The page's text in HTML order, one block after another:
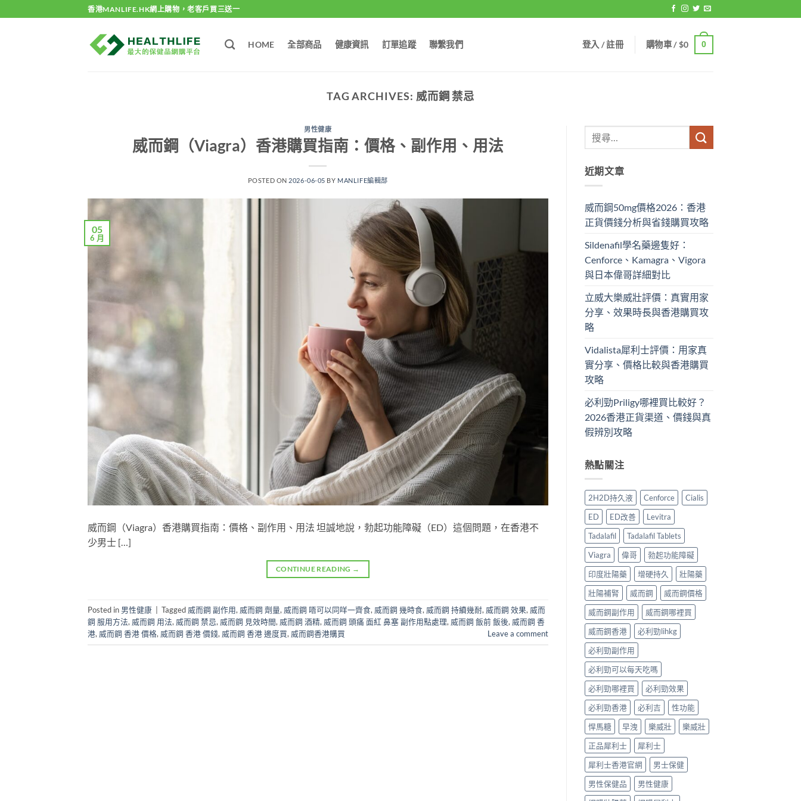
to
香港MANLIFE.HK網上購物，老客戶買三送一
HOME 全部商品 健康資訊 訂單追蹤 聯繫我們 登入 / 註冊 購物車 /$0 0
TAG ARCHIVES: 威而鋼 禁忌
男性健康
威而鋼（Viagra）香港購買指南：價格、副作用、用法
POSTED ON 2026-06-05 BY MANLIFE編輯部
05
6 月
威而鋼（Viagra）香港購買指南：價格、副作用、用法 坦誠地說，勃起功能障礙（ED）這個問題，在香港不
少男士 […]
CONTINUE READING →
Posted in 男性健康 Tagged 威而鋼 副作用, 威而鋼 劑量, 威而鋼 唔可以同咩一齊食, 威而鋼 幾時食, 威而鋼 持續幾耐, 威而鋼 效果, 威而
鋼 服用方法, 威而鋼 用法, 威而鋼 禁忌, 威而鋼 見效時間, 威而鋼 酒精, 威而鋼 頭痛 面紅 鼻塞 副作用點處理, 威而鋼 飯前 飯後, 威而鋼 香
港, 威而鋼 香港 價格, 威而鋼 香港 價錢, 威而鋼 香港 邊度買, 威而鋼香港購買 Leave a comment
近期文章
威而鋼50mg價格2026：香港
正貨價錢分析與省錢購買攻略
Sildenafil學名藥邊隻好：
Cenforce、Kamagra、Vigora
與日本偉哥詳細對比
立威大樂威壯評價：真實用家
分享、效果時長與香港購買攻
略
Vidalista犀利士評價：用家真
實分享、價格比較與香港購買
攻略
必利勁Priligy哪裡買比較好？
2026香港正貨渠道、價錢與真
假辨別攻略
熱點關注
2H2D持久液 Cenforce
Cialis
ED
ED改善
Levitra
Tadalafil
Tadalafil Tablets
Viagra
偉哥
勃起功能障礙
印度壯陽藥
增硬持久
壯陽藥
壯陽補腎
威而鋼
威而鋼價格
威而鋼副作用
威而鋼哪裡買
威而鋼香港
必利勁lihkg
必利勁副作用
必利勁可以每天吃嗎
必利勁哪裡買
必利勁效果
必利勁香港
必利吉
性功能
悍馬糖
早洩 樂威壯
樂威壯
正品犀利士
犀利士
犀利士香港官網
男士保健
男性保健品
男性健康